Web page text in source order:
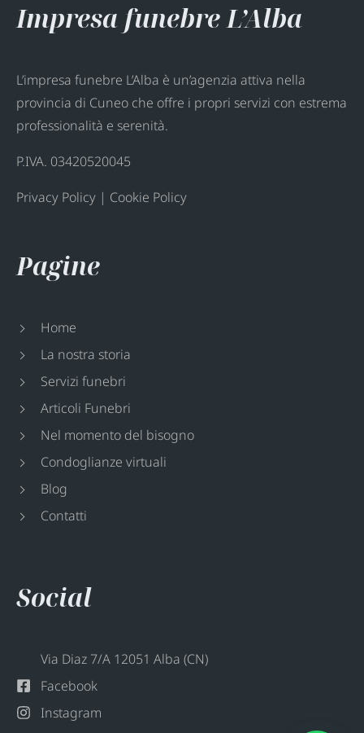
Impresa funebre L’Alba
L’impresa funebre L’Alba è un’agenzia attiva nella
provincia di Cuneo che offre i propri servizi con estrema
professionalità e serenità.
P.IVA. 03420520045
Privacy Policy | Cookie Policy
Pagine
Home
La nostra storia
Servizi funebri
Articoli Funebri
Nel momento del bisogno
Condoglianze virtuali
Blog
Contatti
Social
Via Diaz 7/A 12051 Alba (CN)
Facebook
Instagram